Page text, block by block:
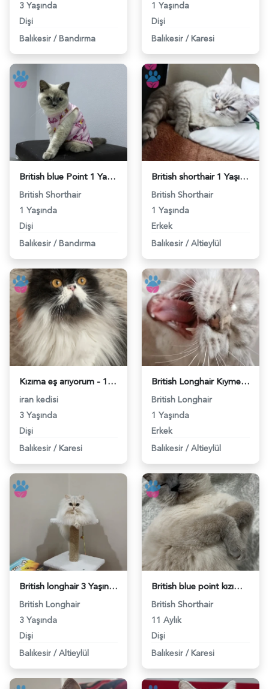
3 Yaşında
Dişi
Balıkesir / Bandırma
1 Yaşında
Dişi
Balıkesir / Karesi
British blue Point 1 Yaşında Eş Arıyoruz - 118981901
British Shorthair
1 Yaşında
Dişi
Balıkesir / Bandırma
British shorthair 1 Yaşında Eş Arıyor - 118981870
British Shorthair
1 Yaşında
Erkek
Balıkesir / Altieylül
Kızıma eş arıyorum - 118981623
iran kedisi
3 Yaşında
Dişi
Balıkesir / Karesi
British Longhair Kıymetlimize Eş Arıyoruz - 118981587
British Longhair
1 Yaşında
Erkek
Balıkesir / Altieylül
British longhair 3 Yaşında Eş Arıyorum - 118981539
British Longhair
3 Yaşında
Dişi
Balıkesir / Altieylül
British blue point kızımıza eş arıyoruz - 118981353
British Shorthair
11 Aylık
Dişi
Balıkesir / Karesi